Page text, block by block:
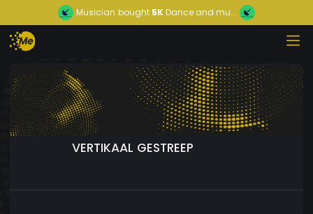
Musician bought 5KDance and mu...
VERTIKAAL GESTREEP